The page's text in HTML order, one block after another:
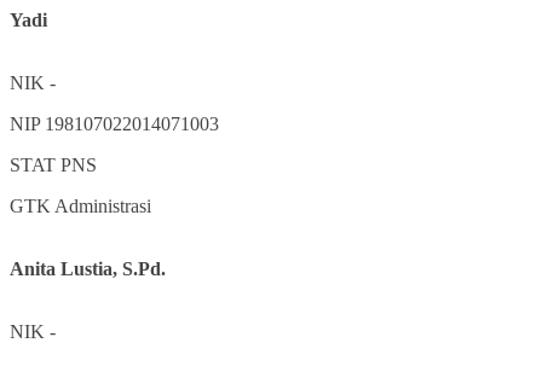
Yadi
NIK -
NIP 198107022014071003
STAT PNS
GTK Administrasi
Anita Lustia, S.Pd.
NIK -